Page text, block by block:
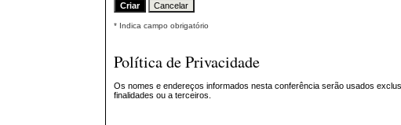
* Indica campo obrigatório
Política de Privacidade
Os nomes e endereços informados nesta conferência serão usados
finalidades ou a terceiros.